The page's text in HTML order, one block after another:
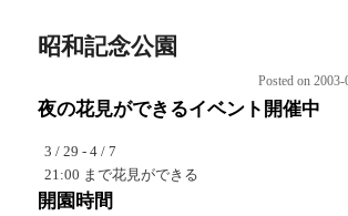
昭和記念公園
Posted on 2003-
夜の花見ができるイベント開催中
3 / 29 - 4 / 7
21:00 まで花見ができる
開園時間